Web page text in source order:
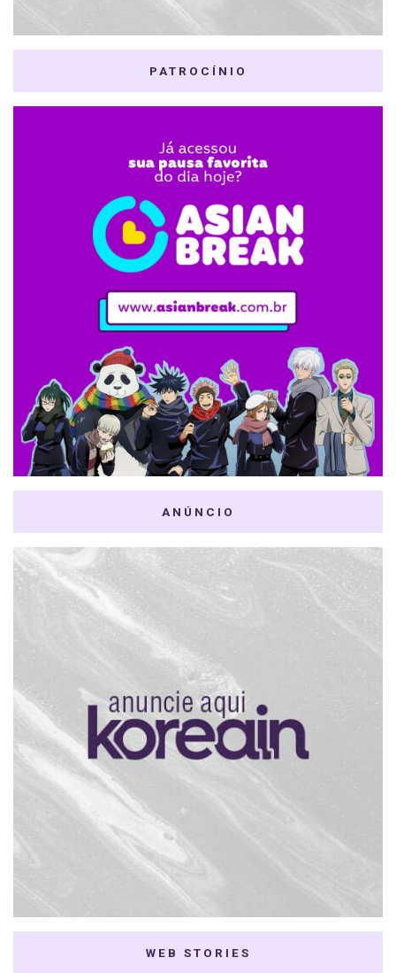
PATROCÍNIO
ANÚNCIO
WEB STORIES
7 K-dramas Enemies
Thai Dramas com